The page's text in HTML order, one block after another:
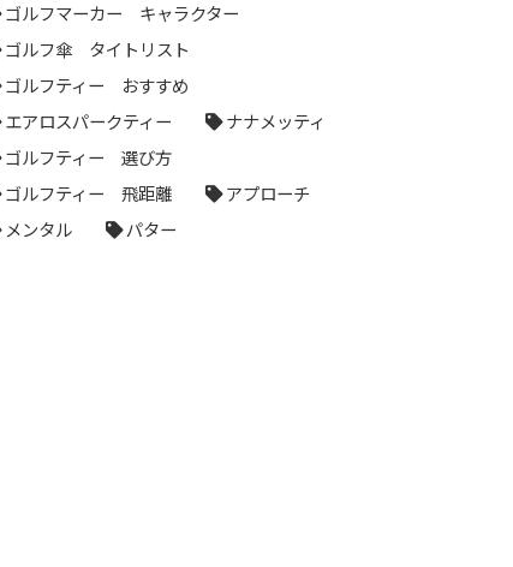
ゴルフマーカー キャラクター
ゴルフ傘 タイトリスト
ゴルフティー おすすめ
エアロスパークティー
ナナメッティ
ゴルフティー 選び方
ゴルフティー 飛距離
アプローチ
メンタル
パター